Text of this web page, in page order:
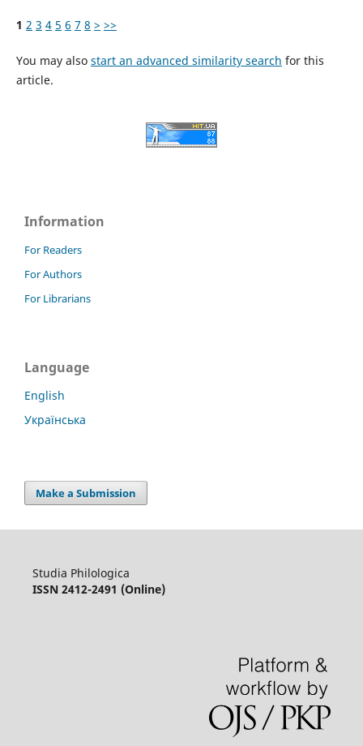
1 2 3 4 5 6 7 8 > >>
You may also start an advanced similarity search for this
article.
Information
For Readers
For Authors
For Librarians
Language
English
Українська
Make a Submission
Studia Philologica
ISSN 2412-2491 (Online)